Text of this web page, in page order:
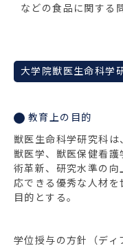
などの食品に関する
大学院獣医生命科学
教育上の目的
獣医生命科学研究科は
獣医学、獣医保健看
術革新、研究水準の
応できる優秀な人材
目的とする。
学位授与の方針（ディ